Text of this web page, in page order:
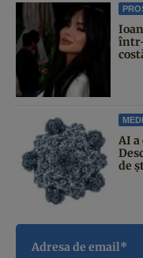
într-
AI a
de
Adresa de email*